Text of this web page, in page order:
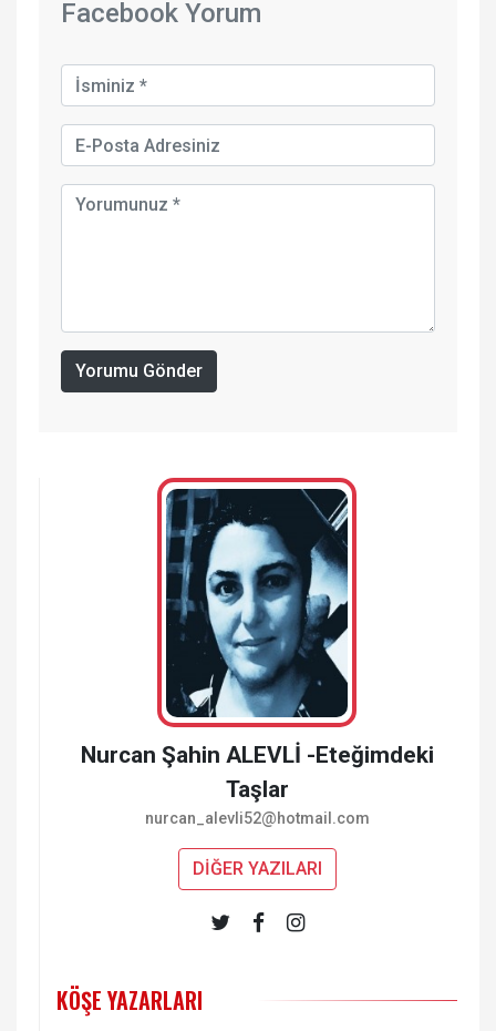
Facebook Yorum
Yorumu Gönder
Nurcan Şahin ALEVLİ -Eteğimdeki
Taşlar
nurcan_alevli52@hotmail.com
DİĞER YAZILARI
KÖŞE YAZARLARI